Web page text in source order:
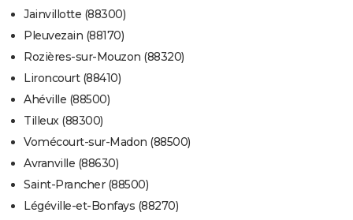
Jainvillotte (88300)
Pleuvezain (88170)
Rozières-sur-Mouzon (88320)
Lironcourt (88410)
Ahéville (88500)
Tilleux (88300)
Vomécourt-sur-Madon (88500)
Avranville (88630)
Saint-Prancher (88500)
Légéville-et-Bonfays (88270)